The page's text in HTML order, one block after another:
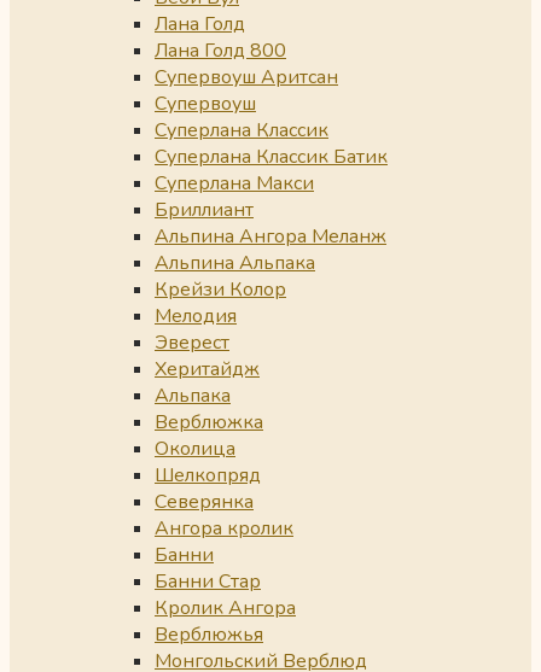
Лана Голд
Лана Голд 800
Супервоуш Аритсан
Супервоуш
Суперлана Классик
Суперлана Классик Батик
Суперлана Макси
Бриллиант
Альпина Ангора Меланж
Альпина Альпака
Крейзи Колор
Мелодия
Эверест
Херитайдж
Альпака
Верблюжка
Околица
Шелкопряд
Северянка
Ангора кролик
Банни
Банни Стар
Кролик Ангора
Верблюжья
Монгольский Верблюд